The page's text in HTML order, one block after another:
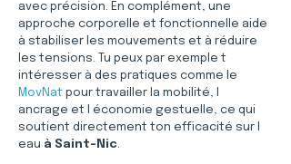
avec précision. En complément, une
approche corporelle et fonctionnelle aide
à stabiliser les mouvements et à réduire
les tensions. Tu peux par exemple t
intéresser à des pratiques comme le
MovNat pour travailler la mobilité, l
ancrage et l économie gestuelle, ce qui
soutient directement ton efficacité sur l
eau à Saint-Nic.